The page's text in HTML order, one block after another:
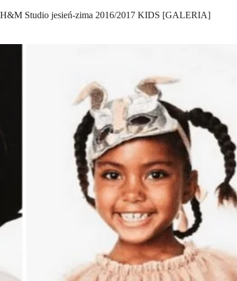
H&M Studio jesień-zima 2016/2017 KIDS [GALERIA]